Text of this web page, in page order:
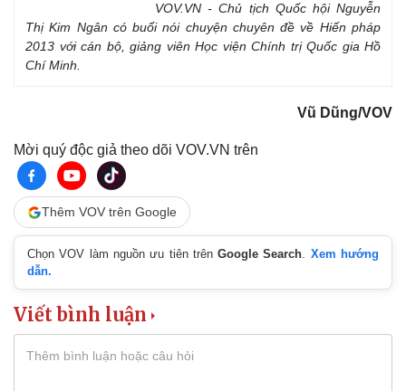
Phòng mạch online
Ăn sạch sống khỏe
VOV.VN - Chủ tịch Quốc hội Nguyễn
Thị Kim Ngân có buổi nói chuyện chuyên đề về Hiến pháp
2013 với cán bộ, giảng viên Học viện Chính trị Quốc gia Hồ
Chí Minh.
Vũ Dũng/VOV
Mời quý độc giả theo dõi VOV.VN trên
Thêm VOV trên Google
Chọn VOV làm nguồn ưu tiên trênGoogle Search. Xem hướng
dẫn.
Viết bình luận